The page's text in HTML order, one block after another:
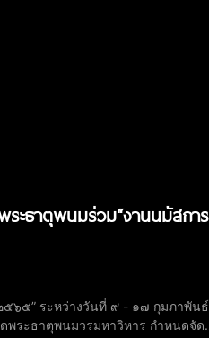
ะธาตุพนมร่วม“งานนมัสการ
๖๕” ระหว่างวันที่ ๙ - ๑๗ กุมภาพันธ์